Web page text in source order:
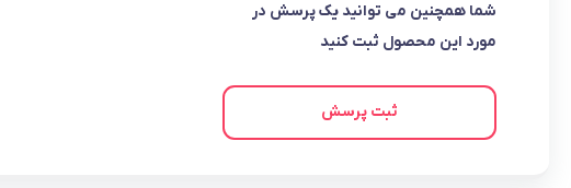
شما همچنین می توانید یک پرسش در
مورد این محصول ثبت کنید
ثبت پرسش